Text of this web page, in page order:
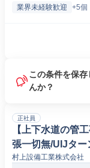
業界未経験歓迎 +5個
この条件を保
んか？
正社員
【上下水道の管
張一切無/UIJター
村上設備工業株式会社